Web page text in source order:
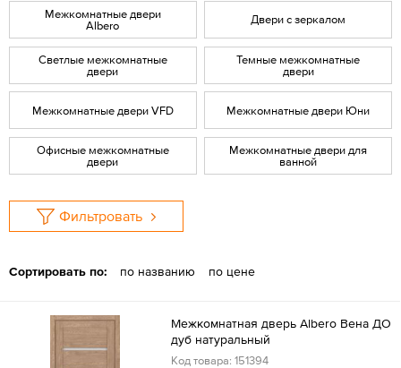
Межкомнатные двери
Albero
Двери с зеркалом
Светлые межкомнатные
двери
Темные межкомнатные
двери
Межкомнатные двери VFD Межкомнатные двери Юни
Офисные межкомнатные
двери
Межкомнатные двери для
ванной
Фильтровать
Сортировать по: по названию по цене
Межкомнатная дверь Albero Вена ДО
дуб натуральный
Код товара: 151394